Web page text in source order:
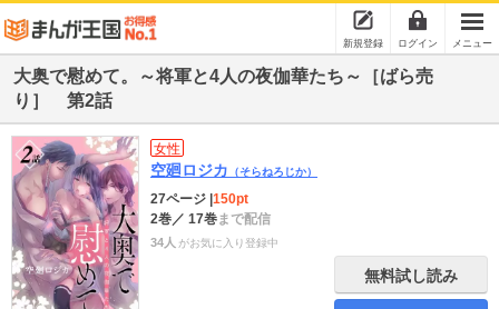
新規登録 ログイン メニュー
大奥で慰めて。～将軍と4人の夜伽華たち～［ばら売
り］ 第2話
女性
空廻ロジカ （そらねろじか）
27ページ 150pt
2巻／ 17巻まで配信
34人 がお気に入り登録中
無料試し読み